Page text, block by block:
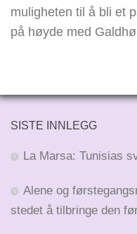
muligheten til å bli et
på høyde med
SISTE INNLEGG
La Marsa: Tunisias
Alene og
stedet å tilbringe den